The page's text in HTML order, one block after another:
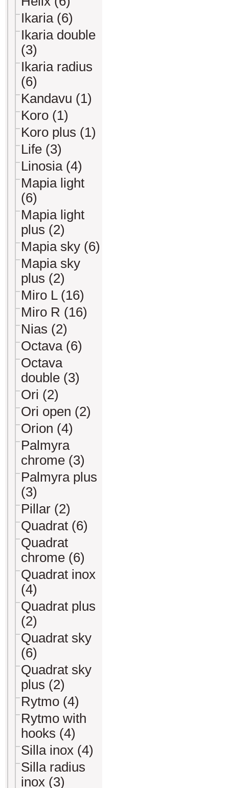
Ikaria (6)
Ikaria double
(3)
Ikaria radius
(6)
Kandavu (1)
Koro (1)
Koro plus (1)
Life (3)
Linosia (4)
Mapia light
(6)
Mapia light
plus (2)
Mapia sky (6)
Mapia sky
plus (2)
Miro L (16)
Miro R (16)
Nias (2)
Octava (6)
Octava
double (3)
Ori (2)
Ori open (2)
Orion (4)
Palmyra
chrome (3)
Palmyra plus
(3)
Pillar (2)
Quadrat (6)
Quadrat
chrome (6)
Quadrat inox
(4)
Quadrat plus
(2)
Quadrat sky
(6)
Quadrat sky
plus (2)
Rytmo (4)
Rytmo with
hooks (4)
Silla inox (4)
Silla radius
inox (3)